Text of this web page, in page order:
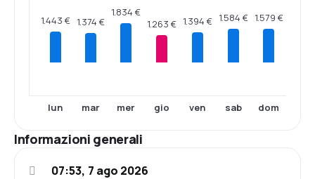
1.443 €
lun
1.374 €
mar
1.834 €
mer
1.263 €
gio
1.394 €
ven
1.584 €
sab
1.579 €
dom
Informazioni generali
07:53, 7 ago 2026